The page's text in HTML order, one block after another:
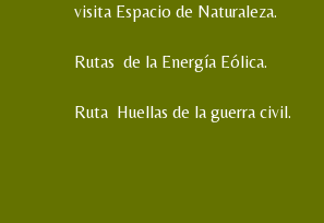
visita Espacio de Naturaleza.
Rutas de la Energía Eólica.
Ruta Huellas de la guerra civil.